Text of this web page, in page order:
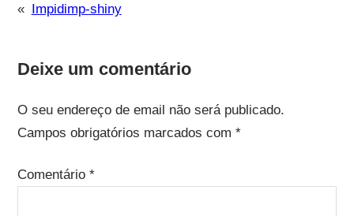
« Impidimp-shiny
Deixe um comentário
O seu endereço de email não será publicado.
Campos obrigatórios marcados com *
Comentário *